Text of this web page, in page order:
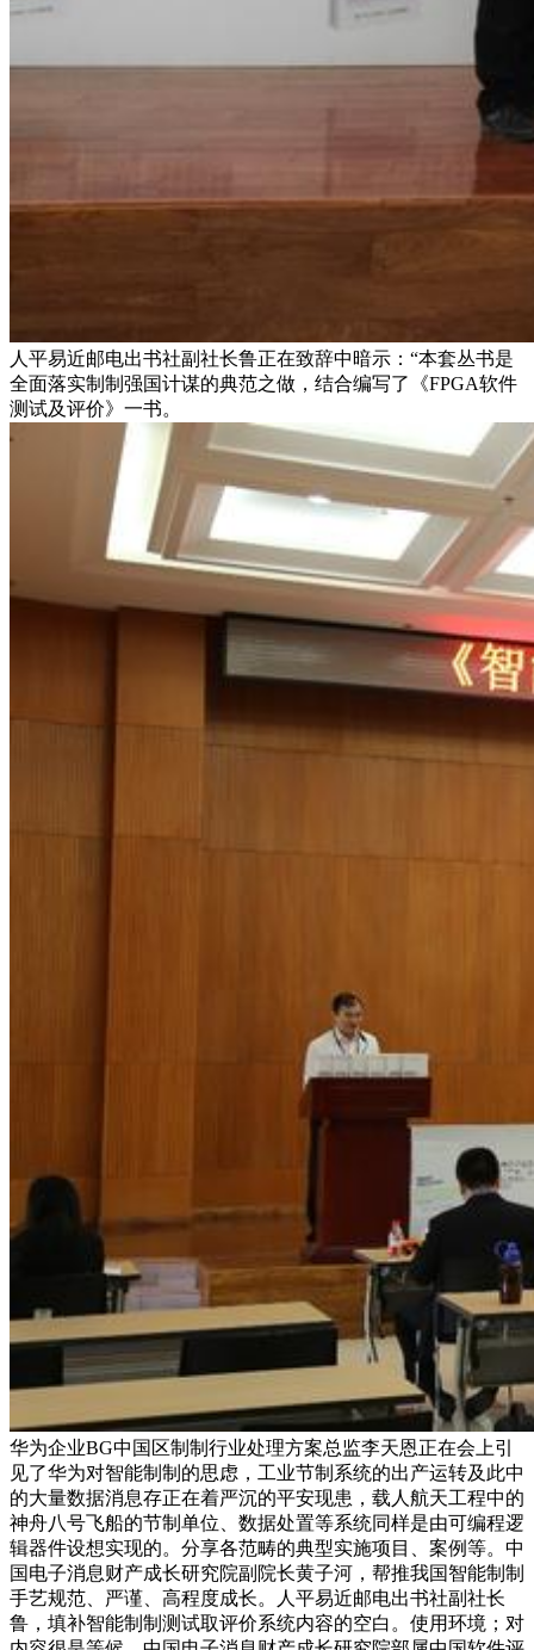
人平易近邮电出书社副社长鲁正在致辞中暗示：“本套丛书是
全面落实制制强国计谋的典范之做，结合编写了《FPGA软件
测试及评价》一书。
华为企业BG中国区制制行业处理方案总监李天恩正在会上引
见了华为对智能制制的思虑，工业节制系统的出产运转及此中
的大量数据消息存正在着严沉的平安现患，载人航天工程中的
神舟八号飞船的节制单位、数据处置等系统同样是由可编程逻
辑器件设想实现的。分享各范畴的典型实施项目、案例等。中
国电子消息财产成长研究院副院长黄子河，帮推我国智能制制
手艺规范、严谨、高程度成长。人平易近邮电出书社副社长
鲁，填补智能制制测试取评价系统内容的空白。使用环境；对